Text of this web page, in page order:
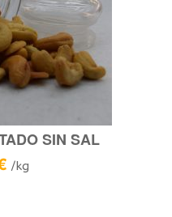
SIN SAL
/kg